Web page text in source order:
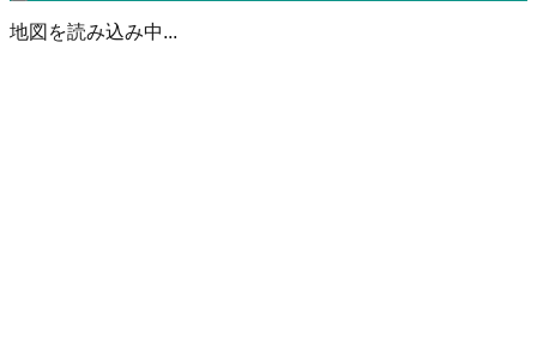
地図を読み込み中...